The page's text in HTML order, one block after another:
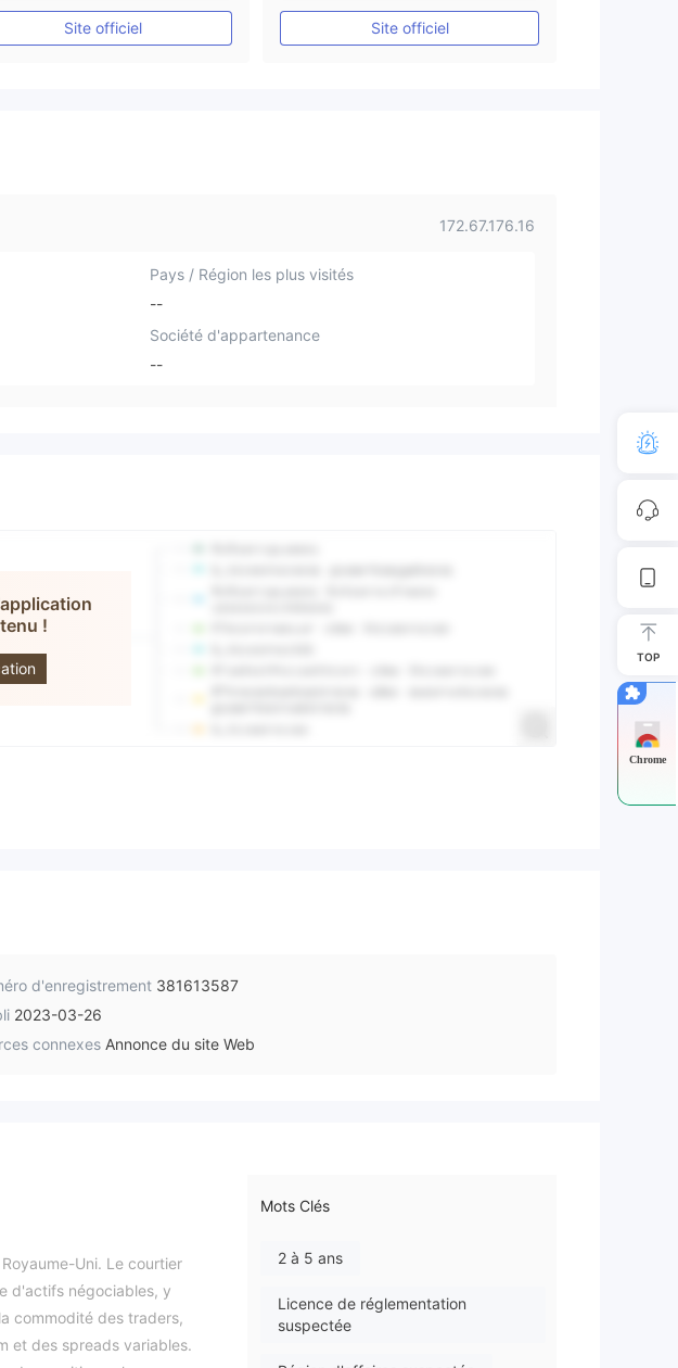
Etiquette principale MT4
Site officiel
Etiquette principale MT4
Site officiel
172.67.176.16
Pays / Région les plus visités
--
Société d'appartenance
--
!
d'enregistrement 381613587
2023-03-26
connexes Annonce du site Web
Uni. Le courtier
d'actifs négociables, y
commodité des traders,
et des spreads variables.
Mots Clés
2 à 5 ans
Licence de réglementation
suspectée
TOP
Chrome